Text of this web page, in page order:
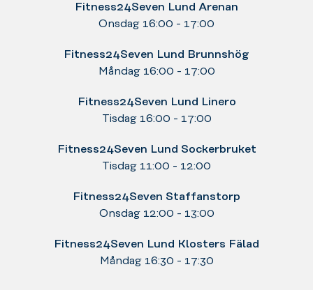
Fitness24Seven Lund Arenan
Onsdag 16:00 - 17:00
Fitness24Seven Lund Brunnshög
Måndag 16:00 - 17:00
Fitness24Seven Lund Linero
Tisdag 16:00 - 17:00
Fitness24Seven Lund Sockerbruket
Tisdag 11:00 - 12:00
Fitness24Seven Staffanstorp
Onsdag 12:00 - 13:00
Fitness24Seven Lund Klosters Fälad
Måndag 16:30 - 17:30